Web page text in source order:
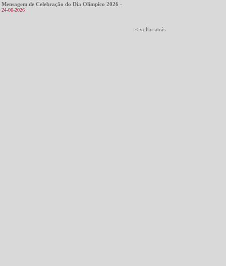
Mensagem de Celebração do Dia Olímpico 2026 -
24-06-2026
< voltar atrás